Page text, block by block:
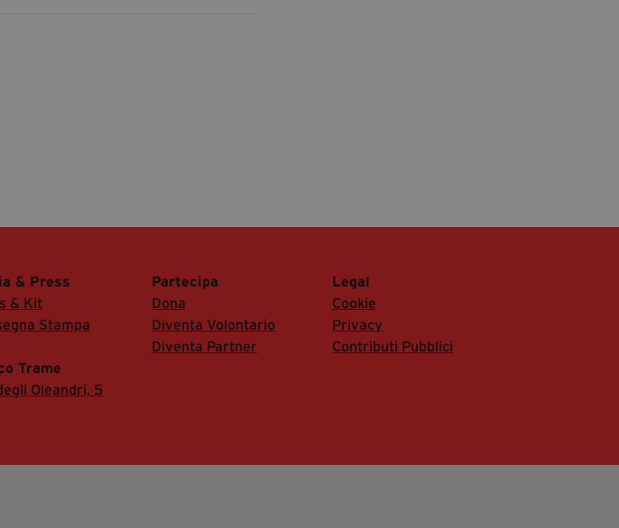
& Press
& Kit
Stampa
Partecipa
Dona
Diventa Volontario
Diventa Partner
Legal
Cookie
Privacy
Contributi Pubblici
Trame
Oleandri, 5